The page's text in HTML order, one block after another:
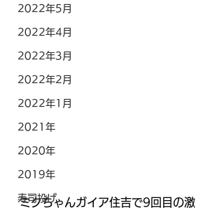
2022年5月
2022年4月
2022年3月
2022年2月
2022年1月
2021年
2020年
2019年
寿司投げ
ミクちゃんガイア住吉で9回目の激